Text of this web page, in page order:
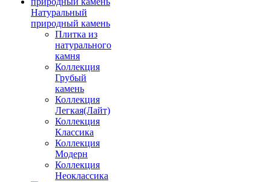
Натуральный
природный камень
Плитка из
натурального
камня
Коллекция
Грубый
камень
Коллекция
Легкая(Лайт)
Коллекция
Классика
Коллекция
Модерн
Коллекция
Неоклассика